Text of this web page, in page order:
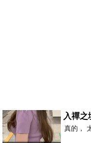
入禪之
真的，